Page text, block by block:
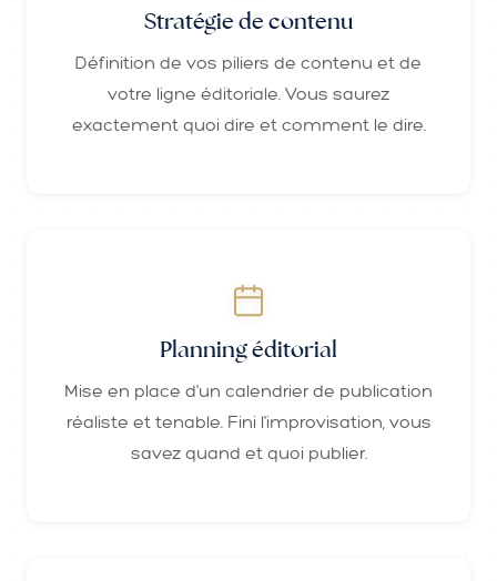
Stratégie de contenu
Définition de vos piliers de contenu et de
votre ligne éditoriale. Vous saurez
exactement quoi dire et comment le dire.
Planning éditorial
Mise en place d'un calendrier de publication
réaliste et tenable. Fini l'improvisation, vous
savez quand et quoi publier.